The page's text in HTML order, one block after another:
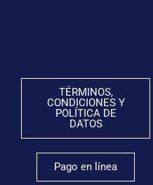
TÉRMINOS,
CONDICIONES Y
POLÍTICA DE
DATOS
Pago en línea